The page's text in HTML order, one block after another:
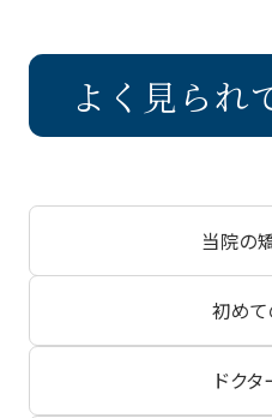
よく見られ
当院の
初め
ドク